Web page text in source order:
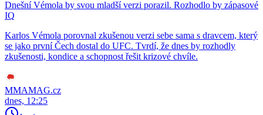
Dnešní Vémola by svou mladší verzi porazil. Rozhodlo by zápasové
IQ
Karlos Vémola porovnal zkušenou verzi sebe sama s dravcem, který
se jako první Čech dostal do UFC. Tvrdí, že dnes by rozhodly
zkušenosti, kondice a schopnost řešit krizové chvíle.
MMAMAG.cz
dnes, 12:25